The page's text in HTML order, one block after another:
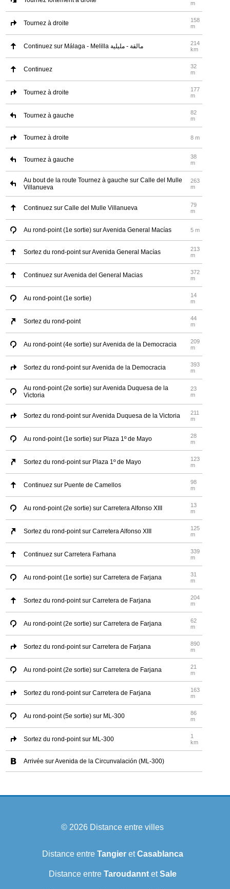
m
Tournez à droite
158
m
Continuez sur Málaga - Melilla مالقة - مليلية
214
km
Continuez
32
m
Tournez à droite
177
m
Tournez à gauche
82
m
Tournez à droite 8 m
Tournez à gauche
38
m
Au bout de la route Tournez à gauche sur Calle del Mulle
Villanueva
263
m
Continuez sur Calle del Mulle Villanueva
79
m
Au rond-point (1e sortie) sur Avenida General Macías 5 m
Sortez du rond-point sur Avenida General Macías
213
m
Continuez sur Avenida del General Macias
372
m
Au rond-point (1e sortie)
14
m
Sortez du rond-point
44
m
Au rond-point (4e sortie) sur Avenida de la Democracia
209
m
Sortez du rond-point sur Avenida de la Democracia
393
m
Au rond-point (2e sortie) sur Avenida Duquesa de la
Victoria
23
m
Sortez du rond-point sur Avenida Duquesa de la Victoria
211
m
Au rond-point (1e sortie) sur Plaza 1º de Mayo
28
m
Sortez du rond-point sur Plaza 1º de Mayo
123
m
Continuez sur Puente de Camellos
98
m
Au rond-point (2e sortie) sur Carretera Alfonso XIII
13
m
Sortez du rond-point sur Carretera Alfonso XIII
125
m
Continuez sur Carretera Farhana
339
m
Au rond-point (1e sortie) sur Carretera de Farjana
31
m
Sortez du rond-point sur Carretera de Farjana
204
m
Au rond-point (2e sortie) sur Carretera de Farjana
62
m
Sortez du rond-point sur Carretera de Farjana
890
m
Au rond-point (2e sortie) sur Carretera de Farjana
21
m
Sortez du rond-point sur Carretera de Farjana
163
m
Au rond-point (5e sortie) sur ML-300
86
m
Sortez du rond-point sur ML-300
1
km
Arrivée sur Avenida de la Circunvalación (ML-300)
© 2026 Distance entre villes
Distance entre TangieretCasablanca
Distance entre TaroudanntetSale